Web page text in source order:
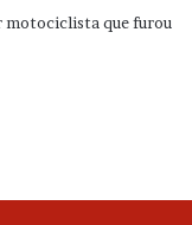
motociclista que furou